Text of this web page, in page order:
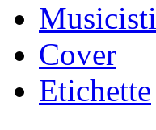
Musicisti
Cover
Etichette